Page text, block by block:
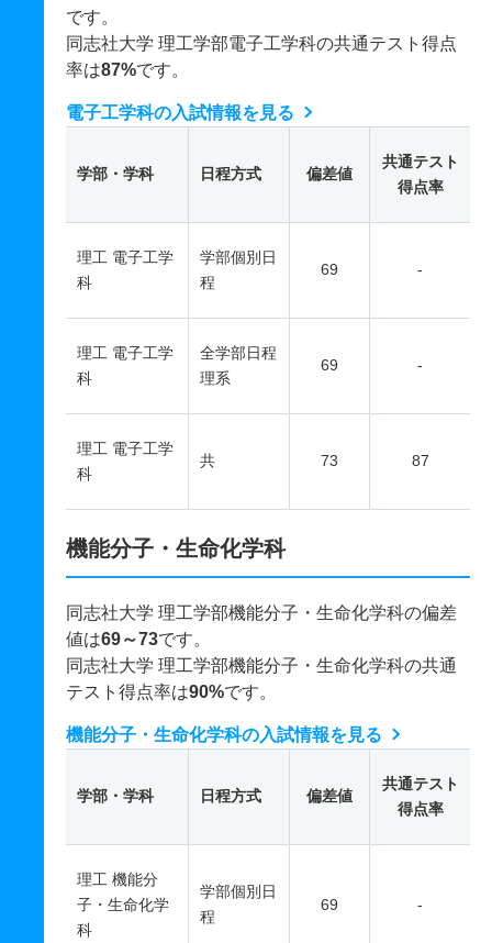
です。
同志社大学 理工学部電子工学科の共通テスト得点
率は87%です。
電子工学科の入試情報を見る
学部・学科 日程方式 偏差値
共通テスト
得点率
理工 電子工学
科
学部個別日
程
69 -
理工 電子工学
科
全学部日程
理系
69 -
理工 電子工学
科
共 73 87
機能分子・生命化学科
同志社大学 理工学部機能分子・生命化学科の偏差
値は69～73です。
同志社大学 理工学部機能分子・生命化学科の共通
テスト得点率は90%です。
機能分子・生命化学科の入試情報を見る
学部・学科 日程方式 偏差値
共通テスト
得点率
理工 機能分
子・生命化学
科
学部個別日
程
69 -